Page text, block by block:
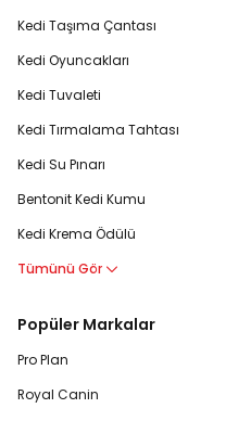
Kedi Taşıma Çantası
Kedi Oyuncakları
Kedi Tuvaleti
Kedi Tırmalama Tahtası
Kedi Su Pınarı
Bentonit Kedi Kumu
Kedi Krema Ödülü
Tümünü Gör
Popüler Markalar
Pro Plan
Royal Canin